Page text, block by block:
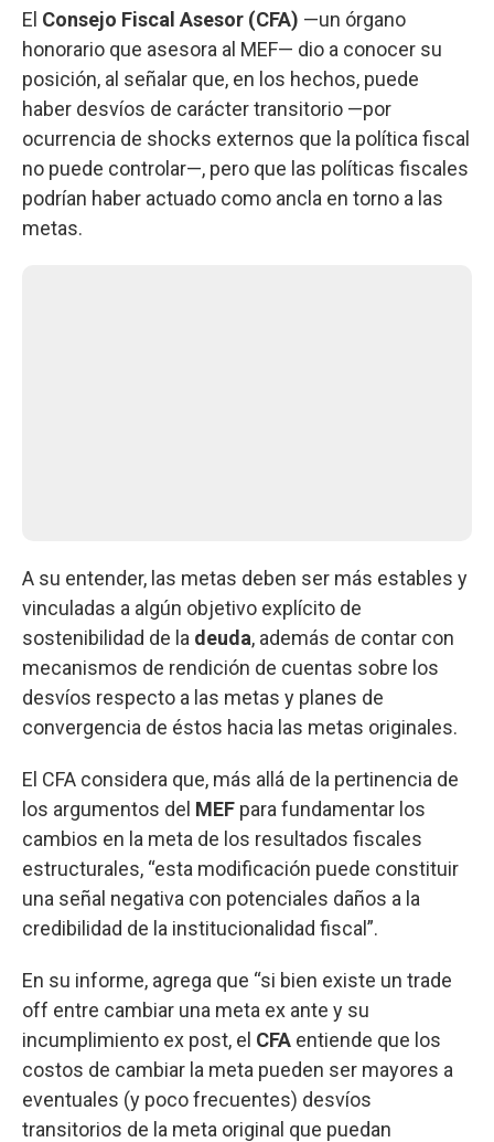
El Consejo Fiscal Asesor (CFA) —un órgano
honorario que asesora al MEF— dio a conocer su
posición, al señalar que, en los hechos, puede
haber desvíos de carácter transitorio —por
ocurrencia de shocks externos que la política fiscal
no puede controlar—, pero que las políticas fiscales
podrían haber actuado como ancla en torno a las
metas.
A su entender, las metas deben ser más estables y
vinculadas a algún objetivo explícito de
sostenibilidad de la deuda, además de contar con
mecanismos de rendición de cuentas sobre los
desvíos respecto a las metas y planes de
convergencia de éstos hacia las metas originales.
El CFA considera que, más allá de la pertinencia de
los argumentos del MEF para fundamentar los
cambios en la meta de los resultados fiscales
estructurales, “esta modificación puede constituir
una señal negativa con potenciales daños a la
credibilidad de la institucionalidad fiscal”.
En su informe, agrega que “si bien existe un trade
off entre cambiar una meta ex ante y su
incumplimiento ex post, el CFA entiende que los
costos de cambiar la meta pueden ser mayores a
eventuales (y poco frecuentes) desvíos
transitorios de la meta original que puedan